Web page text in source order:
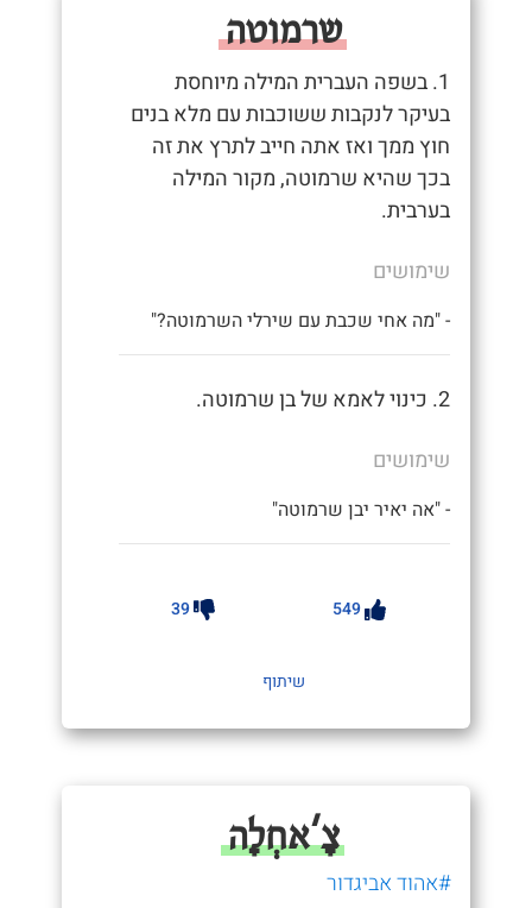
שרמוטה
1. בשפה העברית המילה מיוחסת
בעיקר לנקבות ששוכבות עם מלא בנים
חוץ ממך ואז אתה חייב לתרץ את זה
בכך שהיא שרמוטה, מקור המילה
בערבית.
שימושים
- "מה אחי שכבת עם שירלי השרמוטה?"
2. כינוי לאמא של בן שרמוטה.
שימושים
- "אה יאיר יבן שרמוטה"
549
39
שיתוף
צָ'אחְלָה
#אהוד אביגדור